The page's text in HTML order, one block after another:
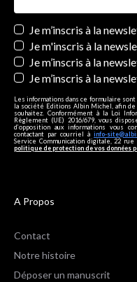
Newsletters
Je m’inscris à la
Je m'inscris à la
Je m’inscris à la
Je m’inscris à la
Les informations dans ce formulaire
la société Editions Albin Michel, afin
souhaitez. Conformément à la Loi
Règlement (UE) 2016/679, vous
d’opposition aux informations vous
contactant par courriel à info-
Service Communication digitale, 22 rue
politique de protection de vos données
A Propos
Contact
Notre histoire
Déposer un manuscrit